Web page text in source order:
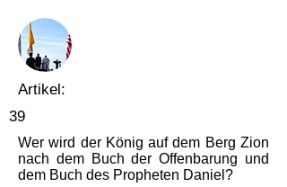
Artikel:
39
Wer wird der König auf dem Berg Zion
nach dem Buch der Offenbarung und
dem Buch des Propheten Daniel?